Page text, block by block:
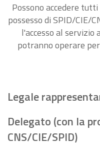
Possono accedere
possesso di SPID/CIE/
l'accesso al servizio
potranno operare
Legale
Delegato (con la
CNS/CIE/SPID)